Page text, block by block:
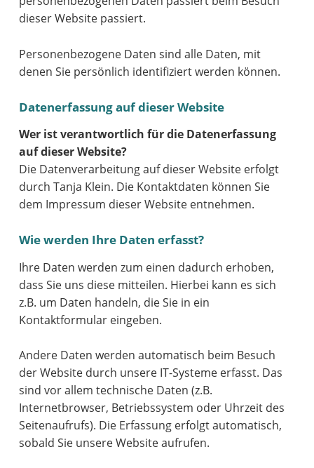
dieser Website passiert.
Personenbezogene Daten sind alle Daten, mit
denen Sie persönlich identifiziert werden können.
Datenerfassung auf dieser Website
Wer ist verantwortlich für die Datenerfassung
auf dieser Website?
Die Datenverarbeitung auf dieser Website erfolgt
durch Tanja Klein. Die Kontaktdaten können Sie
dem Impressum dieser Website entnehmen.
Wie werden Ihre Daten erfasst?
Ihre Daten werden zum einen dadurch erhoben,
dass Sie uns diese mitteilen. Hierbei kann es sich
z.B. um Daten handeln, die Sie in ein
Kontaktformular eingeben.
Andere Daten werden automatisch beim Besuch
der Website durch unsere IT-Systeme erfasst. Das
sind vor allem technische Daten (z.B.
Internetbrowser, Betriebssystem oder Uhrzeit des
Seitenaufrufs). Die Erfassung erfolgt automatisch,
sobald Sie unsere Website aufrufen.